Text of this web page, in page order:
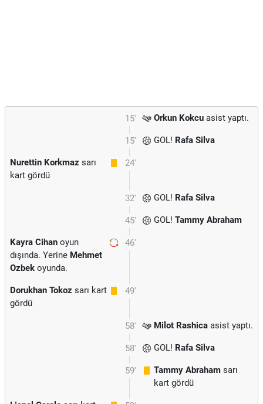
15' Orkun Kokcu asist yaptı.
15' GOL! Rafa Silva
24'
Nurettin Korkmaz sarı
kart gördü
32' GOL! Rafa Silva
45' GOL! Tammy Abraham
46'
Kayra Cihan oyun
dışında. Yerine Mehmet
Ozbek oyunda.
49'
Dorukhan Tokoz sarı kart
gördü
58' Milot Rashica asist yaptı.
58' GOL! Rafa Silva
59' Tammy Abraham sarı
kart gördü